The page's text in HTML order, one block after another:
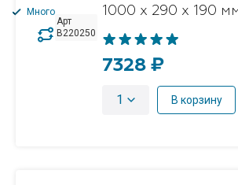
Арт
B220250
Много 1000 x 290 x 190
7328 ₽
1 В корзину